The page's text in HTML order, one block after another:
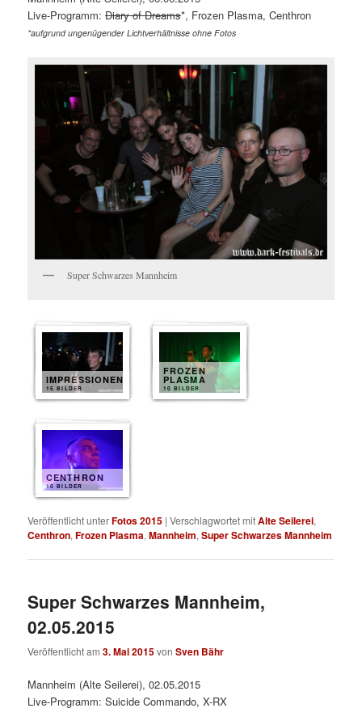
Live-Programm:Diary of Dreams*, Frozen Plasma, Centhron
*aufgrund ungenügender Lichtverhältnisse ohne Fotos
Super Schwarzes Mannheim
IMPRESSIONEN
15 BILDER
FROZEN
PLASMA
10 BILDER
CENTHRON
10 BILDER
Veröffentlicht unterFotos 2015 |Verschlagwortet mitAlte Seilerei,
Centhron,Frozen Plasma,Mannheim,Super Schwarzes Mannheim
Super Schwarzes Mannheim,
02.05.2015
Veröffentlicht am3. Mai 2015vonSven Bähr
Mannheim (Alte Seilerei), 02.05.2015
Live-Programm: Suicide Commando, X-RX